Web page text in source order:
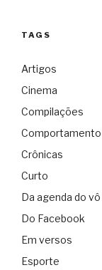
TAGS
Artigos
Cinema
Compilações
Comportamento
Crônicas
Curto
Da agenda do vô
Do Facebook
Em versos
Esporte